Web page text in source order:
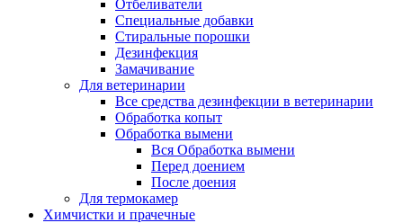
Отбеливатели
Специальные добавки
Стиральные порошки
Дезинфекция
Замачивание
Для ветеринарии
Все средства дезинфекции в ветеринарии
Обработка копыт
Обработка вымени
Вся Обработка вымени
Перед доением
После доения
Для термокамер
Химчистки и прачечные